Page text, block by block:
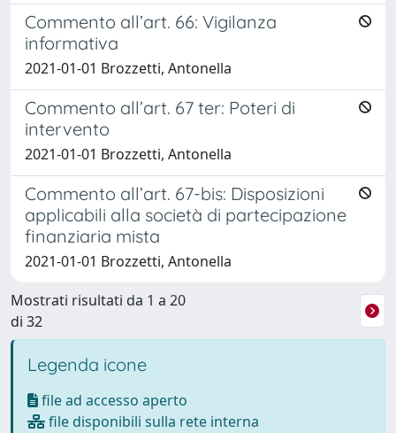
Commento all’art. 66: Vigilanza
informativa
2021-01-01 Brozzetti, Antonella
Commento all’art. 67 ter: Poteri di
intervento
2021-01-01 Brozzetti, Antonella
Commento all’art. 67-bis: Disposizioni
applicabili alla società di partecipazione
finanziaria mista
2021-01-01 Brozzetti, Antonella
Mostrati risultati da 1 a 20
di 32
Legenda icone
file ad accesso aperto
file disponibili sulla rete interna